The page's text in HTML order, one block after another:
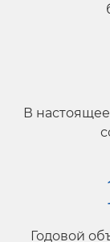
В
Годовой